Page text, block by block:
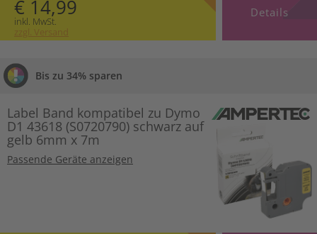
€ 14,99
inkl. MwSt.
zzgl. Versand
Details
Bis zu 34% sparen
Label Band kompatibel zu Dymo
D1 43618 (S0720790) schwarz auf
gelb 6mm x 7m
Passende Geräte anzeigen